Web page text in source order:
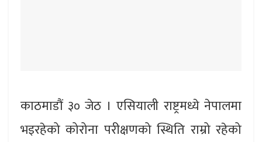
काठमाडौं ३० जेठ । एसियाली राष्ट्रमध्ये नेपालमा
भइरहेको कोरोना परीक्षणको स्थिति राम्रो रहेको